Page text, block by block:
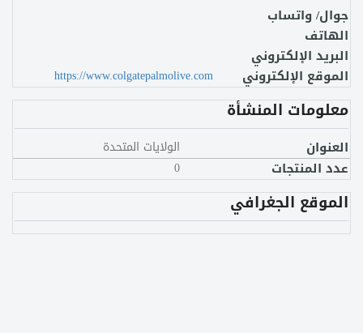
جوال/ واتساب
الهاتف
البريد الإلكتروني
الموقع الإلكتروني
https://www.colgatepalmolive.com
معلومات المنشأة
العنوان الولايات المتحدة
عدد المنتجات 0
الموقع الجغرافي